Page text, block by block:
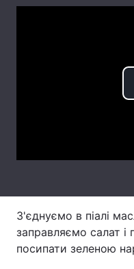
З'єднуємо в піалі
заправляємо салат
посипати зеленою